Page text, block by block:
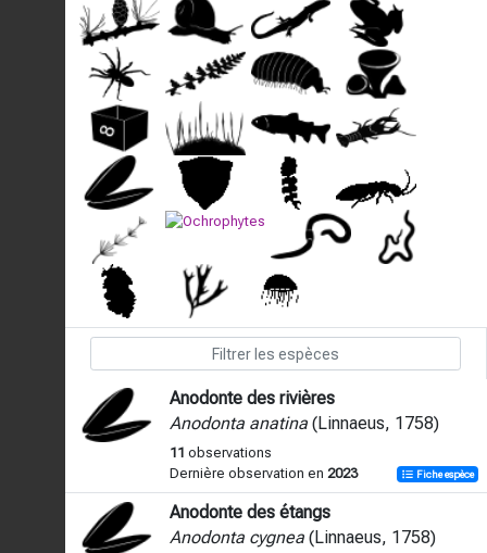
Anodonte des rivières
Anodonta anatina (Linnaeus, 1758)
11 observations
Dernière observation en 2023 Fiche espèce
Anodonte des étangs
Anodonta cygnea (Linnaeus, 1758)